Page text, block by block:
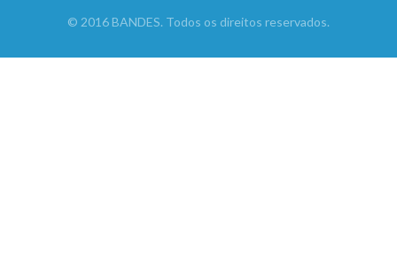
© 2016 BANDES. Todos os direitos reservados.